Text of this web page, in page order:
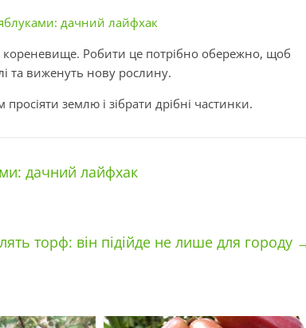
дачний лайфхак
кореневище. Робити це потрібно обережно, щоб
та виженуть нову рослину.
землю і зібрати дрібні частинки.
дачний лайфхак
торф: він підійде не лише для городу